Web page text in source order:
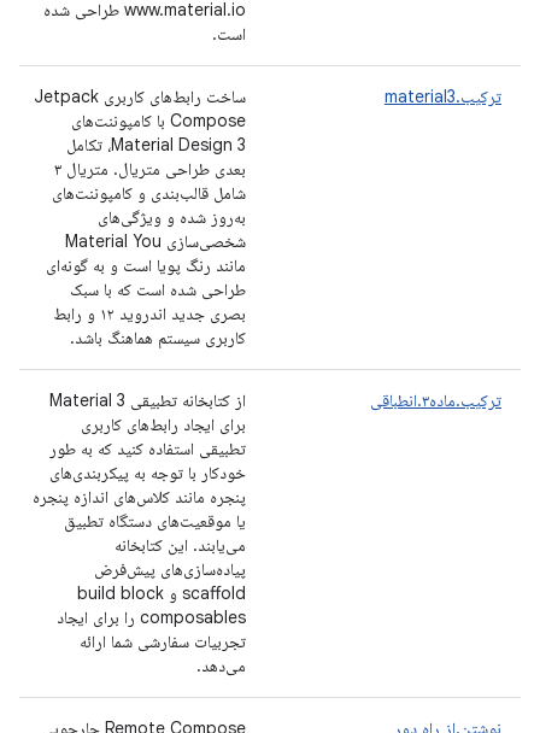
www.material.io طراحی شده
است.
ترکیب.material3
ساخت رابط‌های کاربری Jetpack
Compose با کامپوننت‌های
Material Design 3، تکامل
بعدی طراحی متریال. متریال ۳
شامل قالب‌بندی و کامپوننت‌های
به‌روز شده و ویژگی‌های
شخصی‌سازی Material You
مانند رنگ پویا است و به گونه‌ای
طراحی شده است که با سبک
بصری جدید اندروید ۱۲ و رابط
کاربری سیستم هماهنگ باشد.
ترکیب.ماده۳.انطباقی
از کتابخانه تطبیقی ​​Material 3
برای ایجاد رابط‌های کاربری
تطبیقی ​​استفاده کنید که به طور
خودکار با توجه به پیکربندی‌های
پنجره مانند کلاس‌های اندازه پنجره
یا موقعیت‌های دستگاه تطبیق
می‌یابند. این کتابخانه
پیاده‌سازی‌های پیش‌فرض
scaffold و build block
composables را برای ایجاد
تجربیات سفارشی شما ارائه
می‌دهد.
نوشتن.از راه دور
Remote Compose چارچوبی